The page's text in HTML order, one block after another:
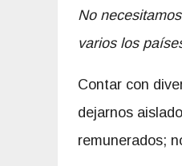
No
varios los
Contar con
dejarnos
remunerados;